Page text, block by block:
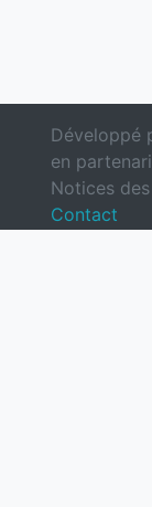
Développé
en
Notices
Contact